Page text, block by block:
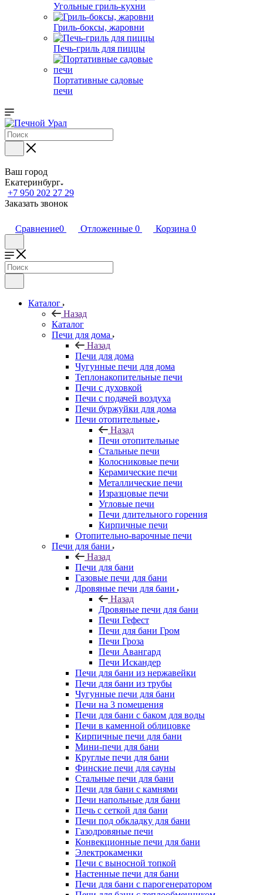
Угольные гриль-кухни
Гриль-боксы, жаровни
Печь-гриль для пиццы
Портативные садовые
печи
Ваш город
Екатеринбург
+7 950 202 27 29
Заказать звонок
Сравнение0 Отложенные 0 Корзина 0
Каталог
Назад
Каталог
Печи для дома
Назад
Печи для дома
Чугунные печи для дома
Теплонакопительные печи
Печи с духовкой
Печи с подачей воздуха
Печи буржуйки для дома
Печи отопительные
Назад
Печи отопительные
Стальные печи
Колосниковые печи
Керамические печи
Металлические печи
Изразцовые печи
Угловые печи
Печи длительного горения
Кирпичные печи
Отопительно-варочные печи
Печи для бани
Назад
Печи для бани
Газовые печи для бани
Дровяные печи для бани
Назад
Дровяные печи для бани
Печи Гефест
Печи для бани Гром
Печи Гроза
Печи Авангард
Печи Искандер
Печи для бани из нержавейки
Печи для бани из трубы
Чугунные печи для бани
Печи на 3 помещения
Печи для бани с баком для воды
Печи в каменной облицовке
Кирпичные печи для бани
Мини-печи для бани
Круглые печи для бани
Финские печи для сауны
Стальные печи для бани
Печи для бани с камнями
Печи напольные для бани
Печь с сеткой для бани
Печи под обкладку для бани
Газодровяные печи
Конвекционные печи для бани
Электрокаменки
Печи с выносной топкой
Настенные печи для бани
Печи для бани с парогенератором